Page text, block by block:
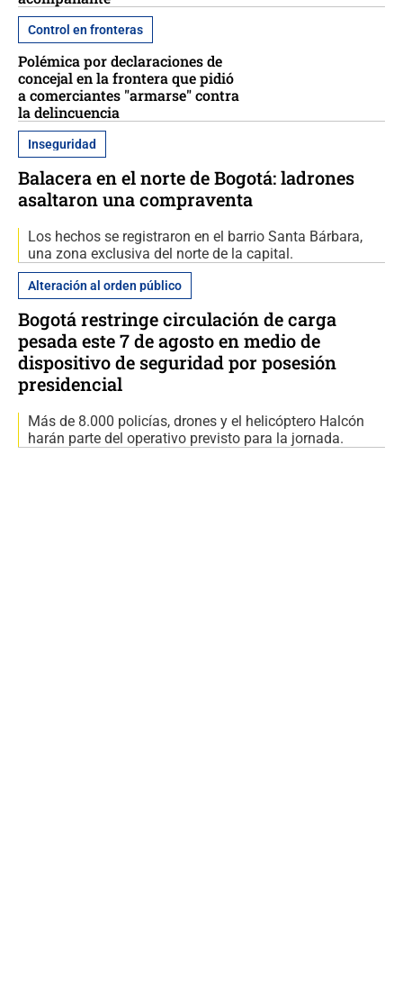
Control en fronteras
Polémica por declaraciones de
concejal en la frontera que pidió
a comerciantes "armarse" contra
la delincuencia
Inseguridad
Balacera en el norte de Bogotá: ladrones
asaltaron una compraventa
Los hechos se registraron en el barrio Santa Bárbara,
una zona exclusiva del norte de la capital.
Alteración al orden público
Bogotá restringe circulación de carga
pesada este 7 de agosto en medio de
dispositivo de seguridad por posesión
presidencial
Más de 8.000 policías, drones y el helicóptero Halcón
harán parte del operativo previsto para la jornada.